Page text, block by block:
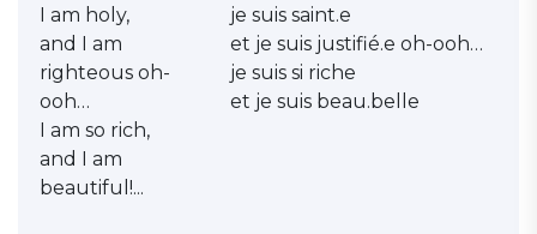
I am holy,
and I am
righteous oh-
ooh…
I am so rich,
and I am
beautiful!...
je suis saint.e
et je suis justifié.e oh-ooh…
je suis si riche
et je suis beau.belle